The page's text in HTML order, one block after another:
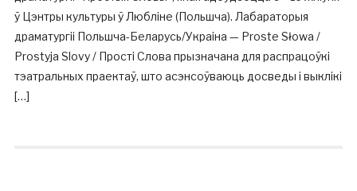
ў Цэнтры культуры ў Любліне (Польшча). Лабараторыя
драматургіі Польшча-Беларусь/Украіна — Proste Słowa /
Prostyja Slovy / Прості Слова прызначана для распрацоўкі
тэатральных праектаў, што асэнсоўваюць досведы і выклікі
[…]